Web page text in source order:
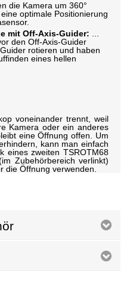
die Kamera um 360°
optimale Positionierung
mit Off-Axis-Guider: ...
den Off-Axis-Guider
rotieren und haben
eines hellen
voneinander trennt, weil
Kamera oder ein anderes
eine Öffnung offen. Um
kann man einfach
eines zweiten TSROTM68
Zubehörbereich verlinkt)
die Öffnung verwenden.